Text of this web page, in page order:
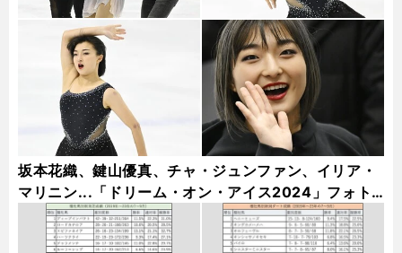
坂本花織、鍵山優真、チャ・ジュンファン、イリア・
マリニン...「ドリーム・オン・アイス2024」フォト
ギャラリー